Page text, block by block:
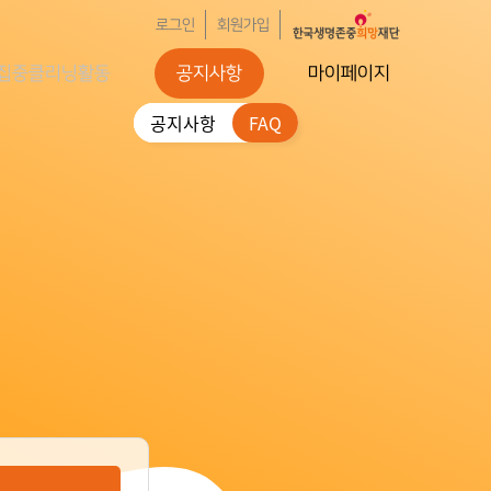
로그인 회원가입
중클리닝활동 공지사항
공지사항 FAQ
마이페이지